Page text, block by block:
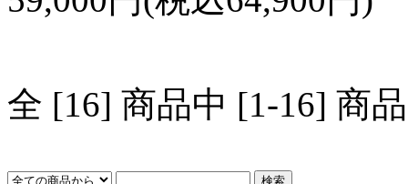
全 [16] 商品中 [1-16] 商